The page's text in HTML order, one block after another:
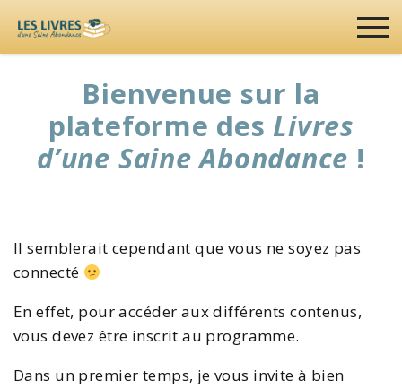
Bienvenue sur la
plateforme des Livres
d’une Saine Abondance !
Il semblerait cependant que vous ne soyez pas
connecté
En effet, pour accéder aux différents contenus,
vous devez être inscrit au programme.
Dans un premier temps, je vous invite à bien